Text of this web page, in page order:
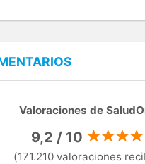
Valoraciones de
9,2 / 10
(171.210 valoraciones